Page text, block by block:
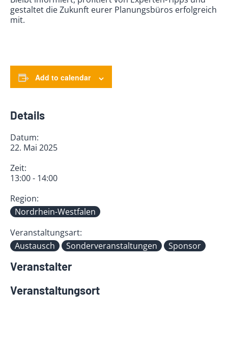
gestaltet die Zukunft eurer Planungsbüros erfolgreich
mit.
Add to calendar
Details
Datum:
22. Mai 2025
Zeit:
13:00 - 14:00
Region:
Nordrhein-Westfalen
Veranstaltungsart:
Austausch
Sonderveranstaltungen Sponsor
Veranstalter
Veranstaltungsort